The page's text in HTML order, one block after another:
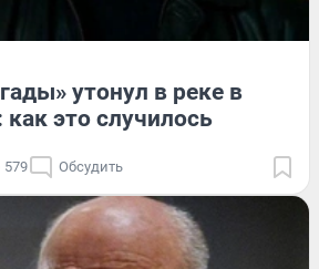
утонул в реке в
это случилось
579 Обсудить